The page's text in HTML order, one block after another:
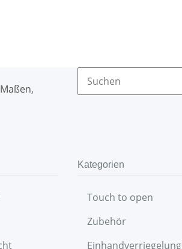
Kategorien
Touch to open
Zubehör
Einhandverriegelung